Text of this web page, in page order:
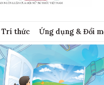
Trí thức Ứng dụng & Đổi